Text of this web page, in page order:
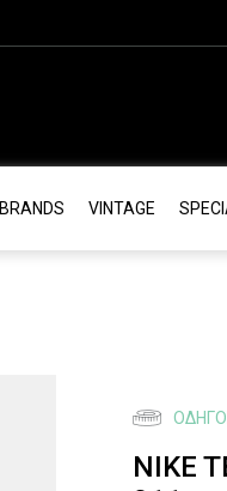
BRANDS VINTAGE
NIKE